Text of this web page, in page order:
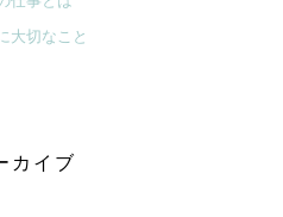
大切なこと
カイブ